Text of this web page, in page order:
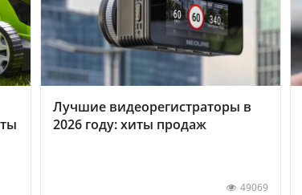
Лучшие видеорегистраторы в
2026 году: хиты продаж
49069